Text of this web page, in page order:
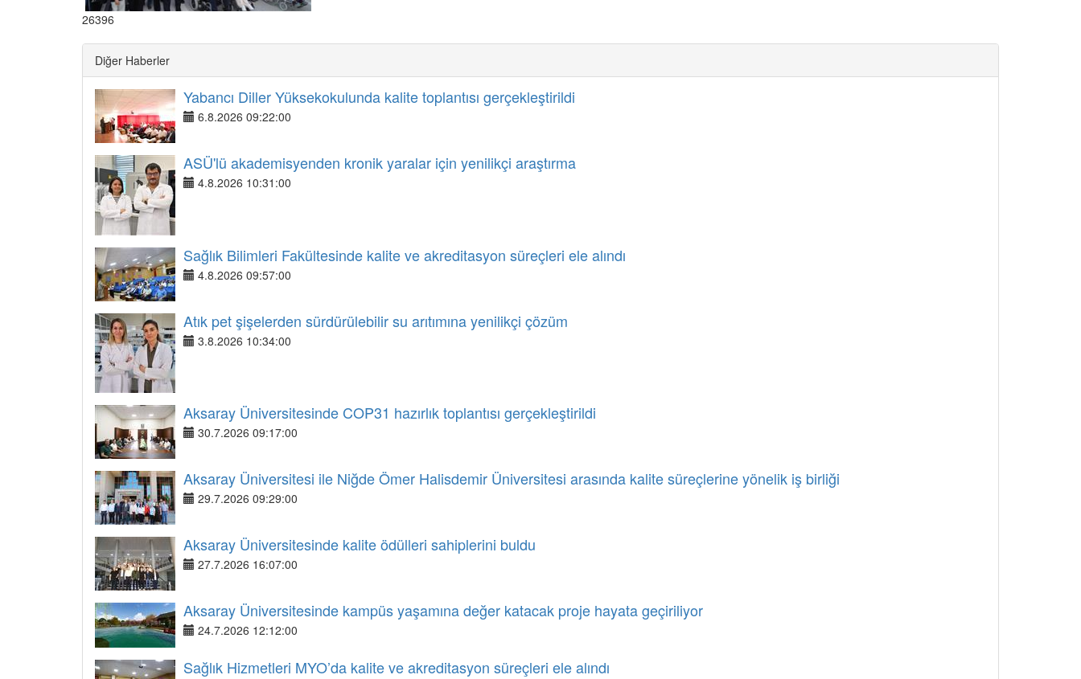
26396
Diğer Haberler
Yabancı Diller Yüksekokulunda kalite toplantısı gerçekleştirildi
6.8.2026 09:22:00
ASÜ'lü akademisyenden kronik yaralar için yenilikçi araştırma
4.8.2026 10:31:00
Sağlık Bilimleri Fakültesinde kalite ve akreditasyon süreçleri ele alındı
4.8.2026 09:57:00
Atık pet şişelerden sürdürülebilir su arıtımına yenilikçi çözüm
3.8.2026 10:34:00
Aksaray Üniversitesinde COP31 hazırlık toplantısı gerçekleştirildi
30.7.2026 09:17:00
Aksaray Üniversitesi ile Niğde Ömer Halisdemir Üniversitesi arasında kalite süreçlerine yönelik iş birliği
29.7.2026 09:29:00
Aksaray Üniversitesinde kalite ödülleri sahiplerini buldu
27.7.2026 16:07:00
Aksaray Üniversitesinde kampüs yaşamına değer katacak proje hayata geçiriliyor
24.7.2026 12:12:00
Sağlık Hizmetleri MYO’da kalite ve akreditasyon süreçleri ele alındı